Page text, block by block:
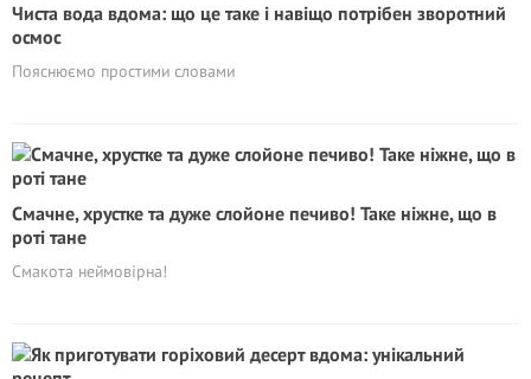
Чиста вода вдома: що це таке і навіщо потрібен зворотний
осмос
Пояснюємо простими словами
Смачне, хрустке та дуже слойоне печиво! Таке ніжне, що в
роті тане
Смакота неймовірна!